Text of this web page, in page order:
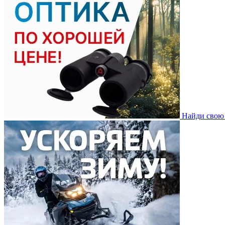
Найди свою